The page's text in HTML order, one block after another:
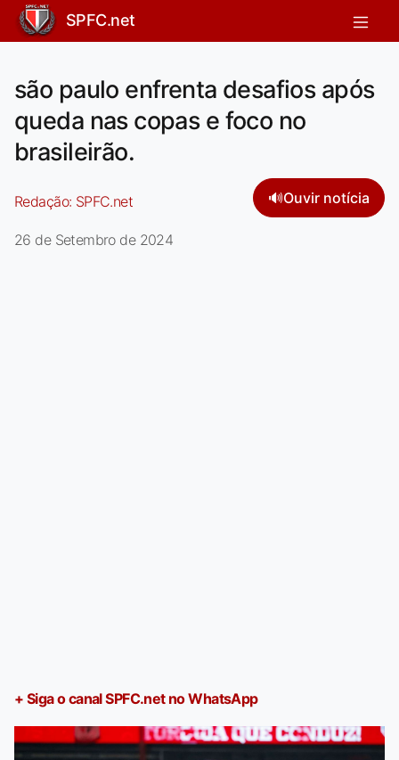
SPFC.net
são paulo enfrenta desafios após
queda nas copas e foco no
brasileirão.
Redação: SPFC.net 🔊Ouvir notícia
26 de Setembro de 2024
+ Siga o canal SPFC.net no WhatsApp